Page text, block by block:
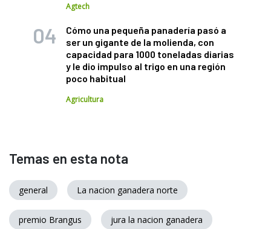
Agtech
Cómo una pequeña panadería pasó a
ser un gigante de la molienda, con
capacidad para 1000 toneladas diarias
y le dio impulso al trigo en una región
poco habitual
Agricultura
Temas en esta nota
general La nacion ganadera norte
premio Brangus jura la nacion ganadera